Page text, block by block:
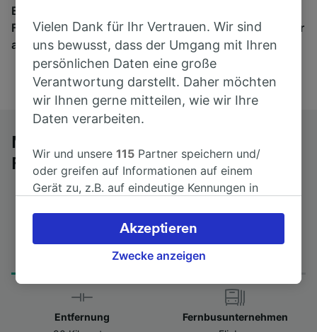
Egal, wohin die Reise geht – starten Sie mit uns.
Finden Sie hier Fahrkarten für Verbindungen von mehr
als 170 Bahn- und Busunternehmen.
Mit dem Fernbus von Bergen auf
Rügen nach Rostock
from 2Std 0min
Erster und letzter Bus
16:25 - 16:25
Entfernung
Fernbusunternehmen
Vielen Dank für Ihr Vertrauen. Wir sind
uns bewusst, dass der Umgang mit Ihren
persönlichen Daten eine große
Verantwortung darstellt. Daher möchten
wir Ihnen gerne mitteilen, wie wir Ihre
Daten verarbeiten.
Wir und unsere115 Partner speichern und/
oder greifen auf Informationen auf einem
Gerät zu, z.B. auf eindeutige Kennungen in
verarbeiten. Sie können Ihre Präferenzen
akzeptieren oder verwalten, einschließlich
Ihres Widerspruchsrechts bei berechtigtem
besuchen Sie jederzeit die Seite der
Datenschutzrichtlinie. Diese Präferenzen
werden unseren Partnern signalisiert und
Zwecke anzeigen
Akzeptieren